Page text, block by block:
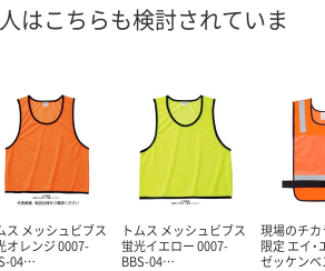
へ カゴへ カ
はこちらも検討されていま
ス メッシュビブス
オレンジ 0007-
04…
トムス メッシュビブス
蛍光イエロー 0007-
BBS-04…
現場のチ
限定 エイ・
ゼッケン